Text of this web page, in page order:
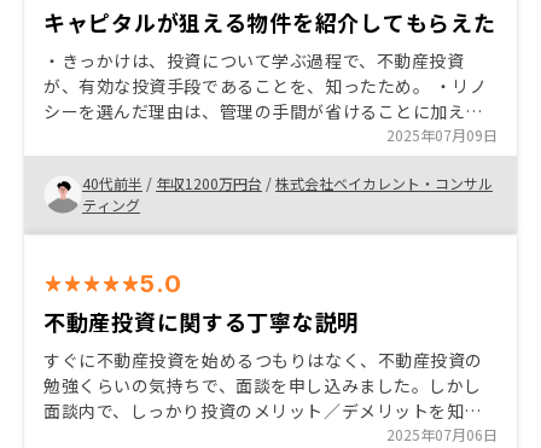
キャピタルが狙える物件を紹介してもらえた
・きっかけは、投資について学ぶ過程で、不動産投資
が、有効な投資手段であることを、知ったため。 ・リノ
シーを選んだ理由は、管理の手間が省けることに加え、
キャピタルを狙える物件を紹介していただけたため。 ・
リノシーをおすすめしたい理由は、初心者にも丁寧に不
動産投資の仕組みやリスクをご説明していただける点で
す。 候補の物件を、もっとたくさん提示してもらえる
と、よりよくなると思います。 ※知り合いに紹介した方
2025年07月09日
40代前半 / 年収1200万円台 /株式会社ベイカレント・コンサル
ティング
5.0
不動産投資に関する丁寧な説明
すぐに不動産投資を始めるつもりはなく、不動産投資の
勉強くらいの気持ちで、面談を申し込みました。しかし
面談内で、しっかり投資のメリット／デメリットを知る
ことが出来たため、投資を開始する判断ができました。
2025年07月06日